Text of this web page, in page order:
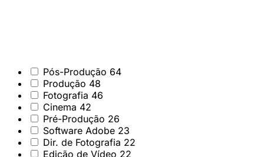
Pós-Produção 64
Produção 48
Fotografia 46
Cinema 42
Pré-Produção 26
Software Adobe 23
Dir. de Fotografia 22
Edição de Vídeo 22